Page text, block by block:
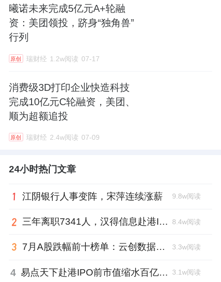
曦诺未来完成5亿元A+轮融
资：美团领投，跻身“独角兽”
行列
原创 瑞财经 1.2w阅读 07-17
消费级3D打印企业快造科技
完成10亿元C轮融资，美团、
顺为超额追投
原创 瑞财经 2.4w阅读 07-09
24小时热门文章
江阴银行人事变阵，宋萍连续涨薪 9.8w阅读
三年离职7341人，汉得信息赴港IPO前欠缴社保1.55亿元 8.4w阅读
7月A股跌幅前十榜单：云创数据跌88.8%，西安奕材跌去六成市值 3.3w阅读
4 易点天下赴港IPO前市值缩水百亿，邹小武和创业伙伴收割了10亿 3.1w阅读